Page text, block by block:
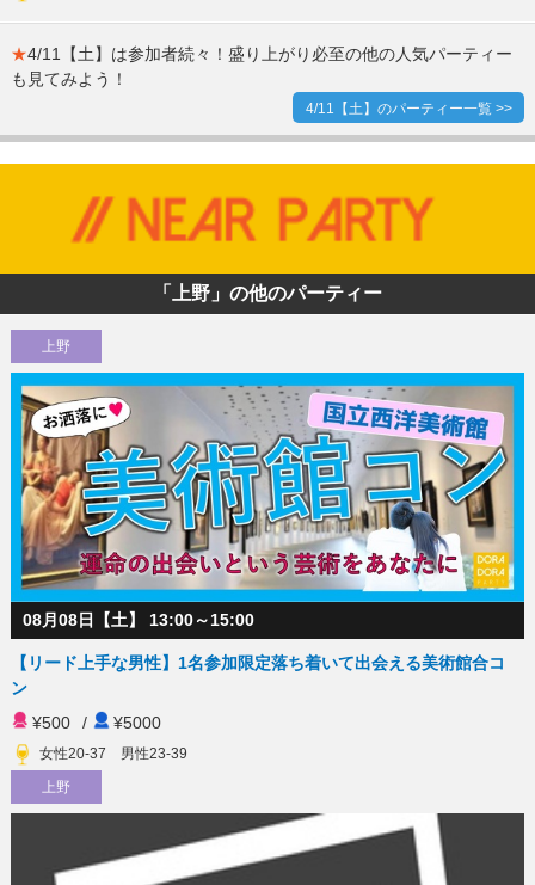
★4/11【土】は参加者続々！盛り上がり必至の他の人気パーティー
も見てみよう！
4/11【土】のパーティー一覧 >>
「上野」の他のパーティー
上野
08月08日【土】 13:00～15:00
【リード上手な男性】1名参加限定落ち着いて出会える美術館合コ
ン
¥500
/ ¥5000
女性20-37 男性23-39
上野